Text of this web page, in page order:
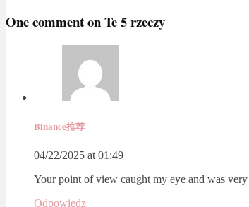
One comment onTe 5 rzeczy
Binance推荐
04/22/2025 at 01:49
Your point of view caught my eye and was
Odpowiedz